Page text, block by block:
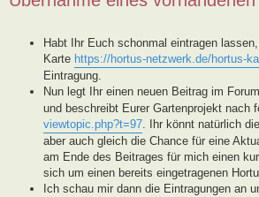
Habt Ihr Euch schonmal eintragen
Karte https://hortus-netzwerk.de/hortus-
Eintragung.
Nun legt Ihr einen neuen Beitrag im Forum
und beschreibt Eurer Gartenprojekt nach
viewtopic.php?t=97. Ihr könnt natürlich
aber auch gleich die Chance für eine
am Ende des Beitrages für mich einen
sich um einen bereits eingetragenen
Ich schau mir dann die Eintragungen an